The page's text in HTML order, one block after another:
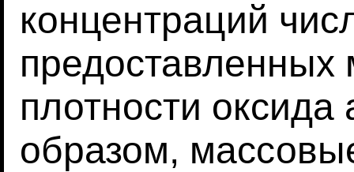
концентраций
предоставленных
плотности
образом,